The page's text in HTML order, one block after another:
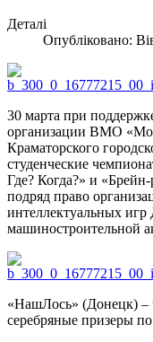
Деталі
Опубліковано:
30 марта при
организации ВМО
Краматорского
студенческие
Где? Когда?» и
подряд право
интеллектуальных игр
машиностроительной
«НашЛось» (Донецк) –
серебряные призеры